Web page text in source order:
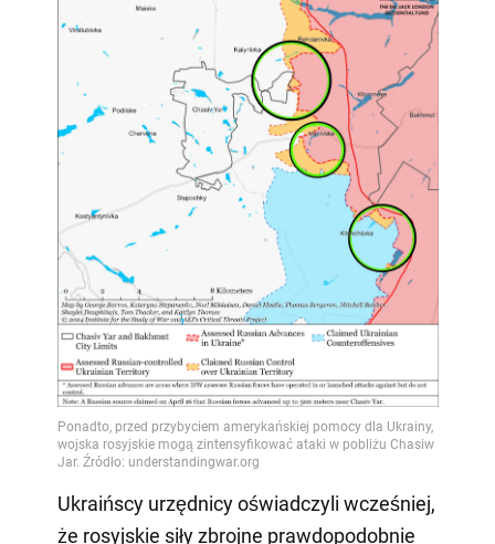
Ukraińscy urzędnicy oświadczyli wcześniej,
że rosyjskie siły zbrojne prawdopodobnie